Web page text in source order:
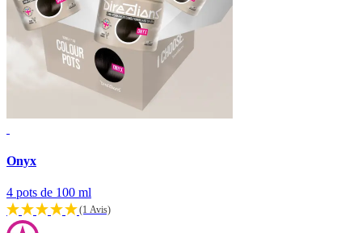
Onyx
4 pots de 100 ml
(1 Avis)